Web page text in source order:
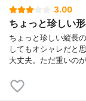
3.00
ちょっと珍しい
ちょっと珍しい縦長
してもオシャレだと
大丈夫。ただ重いの